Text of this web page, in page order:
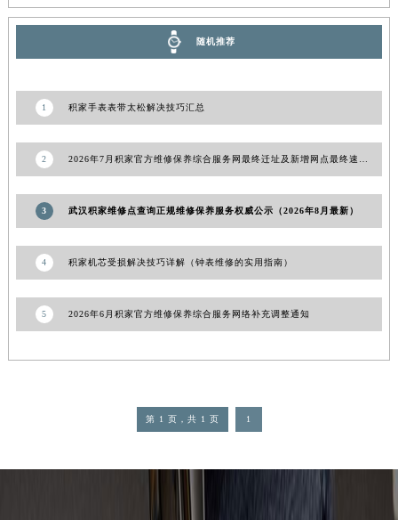
随机推荐
1 积家手表表带太松解决技巧汇总
2
3 武汉积家维修点查询正规维修保养服务权威公示（2026年8月最新）
4 积家机芯受损解决技巧详解（钟表维修的实用指南）
5 2026年6月积家官方维修保养综合服务网络补充调整通知
第 1 页，共 1 页 1